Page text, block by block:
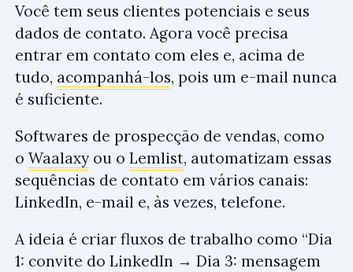
Você tem seus clientes potenciais e seus
dados de contato. Agora você precisa
entrar em contato com eles e, acima de
tudo, acompanhá-los, pois um e-mail nunca
é suficiente.
Softwares de prospecção de vendas, como
o Waalaxy ou o Lemlist, automatizam essas
sequências de contato em vários canais:
LinkedIn, e-mail e, às vezes, telefone.
A ideia é criar fluxos de trabalho como “Dia
1: convite do LinkedIn → Dia 3: mensagem